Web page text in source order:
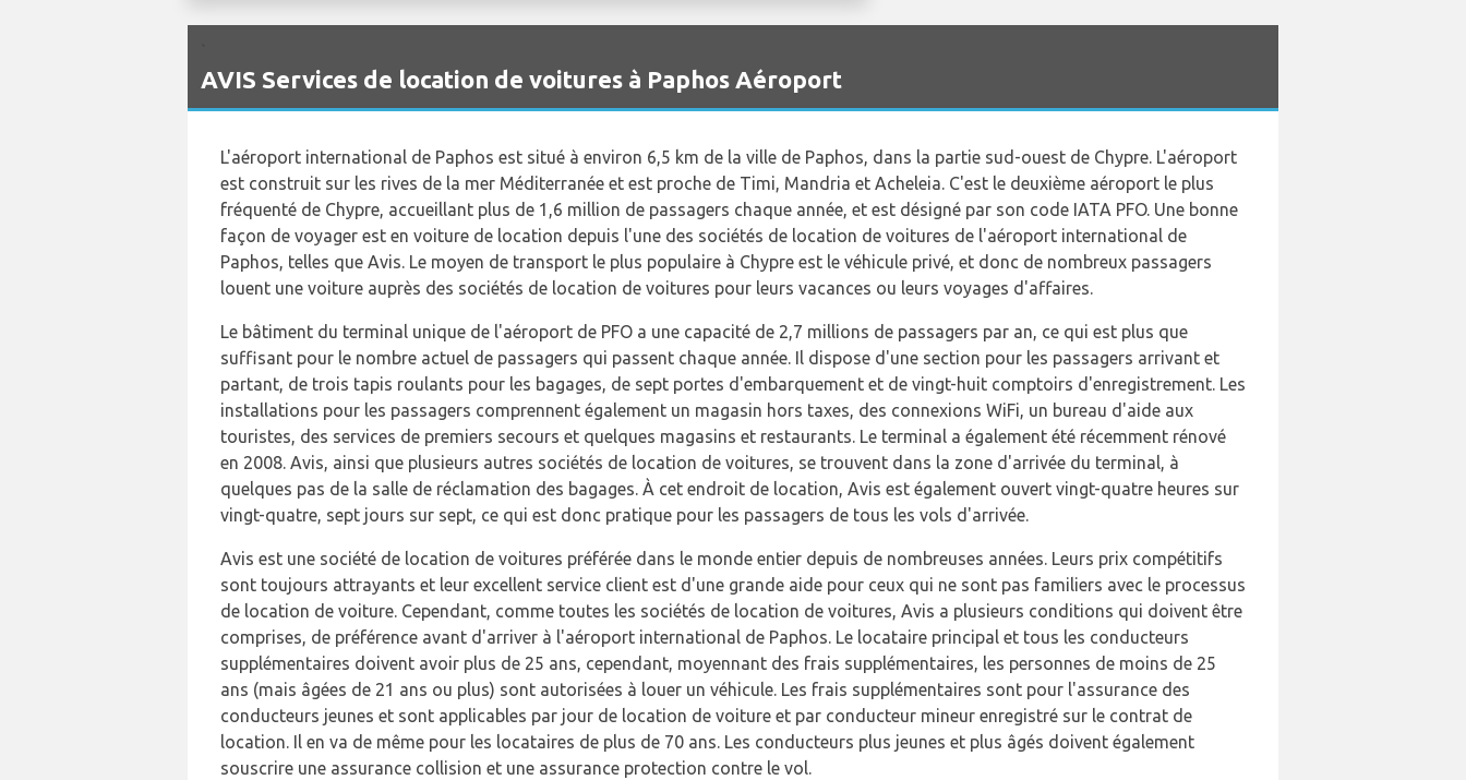
AVIS Services de location de voitures à Paphos Aéroport
L'aéroport international de Paphos est situé à environ 6,5 km de la ville de Paphos, dans la partie sud-ouest de Chypre. L'aéroport
est construit sur les rives de la mer Méditerranée et est proche de Timi, Mandria et Acheleia. C'est le deuxième aéroport le plus
fréquenté de Chypre, accueillant plus de 1,6 million de passagers chaque année, et est désigné par son code IATA PFO. Une bonne
façon de voyager est en voiture de location depuis l'une des sociétés de location de voitures de l'aéroport international de
Paphos, telles que Avis. Le moyen de transport le plus populaire à Chypre est le véhicule privé, et donc de nombreux passagers
louent une voiture auprès des sociétés de location de voitures pour leurs vacances ou leurs voyages d'affaires.
Le bâtiment du terminal unique de l'aéroport de PFO a une capacité de 2,7 millions de passagers par an, ce qui est plus que
suffisant pour le nombre actuel de passagers qui passent chaque année. Il dispose d'une section pour les passagers arrivant et
partant, de trois tapis roulants pour les bagages, de sept portes d'embarquement et de vingt-huit comptoirs d'enregistrement. Les
installations pour les passagers comprennent également un magasin hors taxes, des connexions WiFi, un bureau d'aide aux
touristes, des services de premiers secours et quelques magasins et restaurants. Le terminal a également été récemment rénové
en 2008. Avis, ainsi que plusieurs autres sociétés de location de voitures, se trouvent dans la zone d'arrivée du terminal, à
quelques pas de la salle de réclamation des bagages. À cet endroit de location, Avis est également ouvert vingt-quatre heures sur
vingt-quatre, sept jours sur sept, ce qui est donc pratique pour les passagers de tous les vols d'arrivée.
Avis est une société de location de voitures préférée dans le monde entier depuis de nombreuses années. Leurs prix compétitifs
sont toujours attrayants et leur excellent service client est d'une grande aide pour ceux qui ne sont pas familiers avec le processus
de location de voiture. Cependant, comme toutes les sociétés de location de voitures, Avis a plusieurs conditions qui doivent être
comprises, de préférence avant d'arriver à l'aéroport international de Paphos. Le locataire principal et tous les conducteurs
supplémentaires doivent avoir plus de 25 ans, cependant, moyennant des frais supplémentaires, les personnes de moins de 25
ans (mais âgées de 21 ans ou plus) sont autorisées à louer un véhicule. Les frais supplémentaires sont pour l'assurance des
conducteurs jeunes et sont applicables par jour de location de voiture et par conducteur mineur enregistré sur le contrat de
location. Il en va de même pour les locataires de plus de 70 ans. Les conducteurs plus jeunes et plus âgés doivent également
souscrire une assurance collision et une assurance protection contre le vol.